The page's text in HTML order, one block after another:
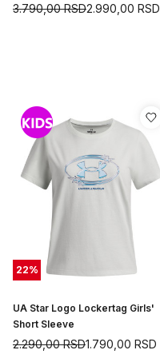
2.990,00 RSD
3.790,00RSD
22%
UA Star Logo Lockertag Girls'
Short Sleeve
1.790,00 RSD
2.290,00RSD